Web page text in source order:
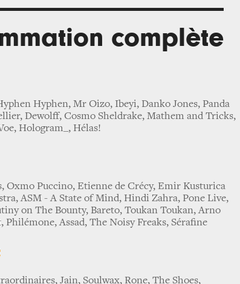
complète
Hyphen, Mr Oizo, Ibeyi, Danko Jones, Panda
Dewolff, Cosmo Sheldrake, Mathem and Tricks,
Hologram_, Hélas!
Oxmo Puccino, Etienne de Crécy, Emir Kusturica
ASM - A State of Mind, Hindi Zahra, Pone Live,
on The Bounty, Bareto, Toukan Toukan, Arno
Philémone, Assad, The Noisy Freaks, Sérafine
Jain, Soulwax, Rone, The Shoes,